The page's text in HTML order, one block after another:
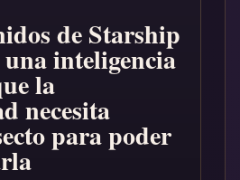
de Starship
inteligencia
la
necesita
para poder